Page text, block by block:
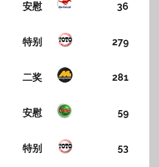
安慰 36
特别 279
二奖 281
安慰 59
特别 53